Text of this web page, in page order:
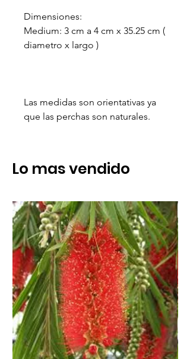
Dimensiones:
Medium: 3 cm a 4 cm x 35.25 cm (
diametro x largo )
Las medidas son orientativas ya
que las perchas son naturales.
Lo mas vendido